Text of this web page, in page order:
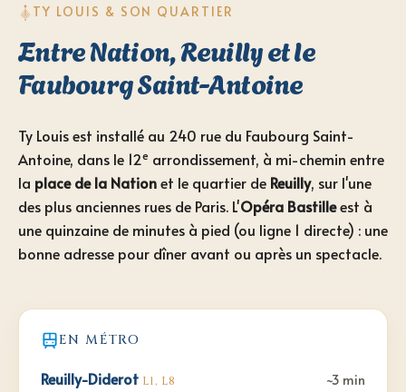
TY LOUIS & SON QUARTIER
Entre Nation, Reuilly et le
Faubourg Saint-Antoine
Ty Louis est installé au 240 rue du Faubourg Saint-
Antoine, dans le 12e arrondissement, à mi-chemin entre
la place de la Nationet le quartier de Reuilly, sur l'une
des plus anciennes rues de Paris. L'Opéra Bastilleest à
une quinzaine de minutes à pied (ou ligne 1 directe) : une
bonne adresse pour dîner avant ou après un spectacle.
EN MÉTRO
Reuilly-Diderot L1, L8 ~3 min